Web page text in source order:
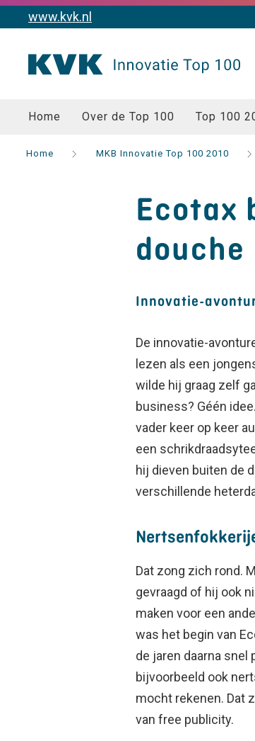
www.kvk.nl
Home Over de Top 100 Top 100
Home MKB Innovatie Top 100 2010
Ecotax
douche
Innovatie-
De innovatie-
lezen als een
wilde hij graag zelf
business? Géén
vader keer op keer
een
hij dieven buiten de
verschillende
Dat zong zich rond.
gevraagd of hij ook
maken voor een
was het begin van
de jaren daarna snel
bijvoorbeeld ook
mocht rekenen. Dat
van free publicity.